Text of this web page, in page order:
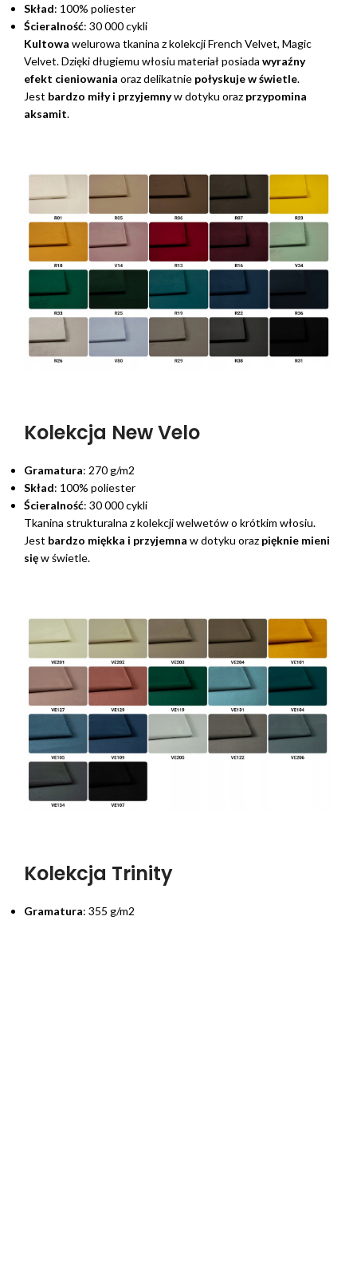
Skład: 100% poliester
Ścieralność: 30 000 cykli
Kultowa welurowa tkanina z kolekcji French Velvet, Magic
Velvet. Dzięki długiemu włosiu materiał posiada wyraźny
efekt cieniowania oraz delikatnie połyskuje w świetle.
Jest bardzo miły i przyjemnyw dotyku oraz przypomina
aksamit.
Kolekcja New Velo
Gramatura: 270 g/m2
Skład: 100% poliester
Ścieralność: 30 000 cykli
Tkanina strukturalna z kolekcji welwetów o krótkim włosiu.
Jest bardzo miękka i przyjemna w dotyku oraz pięknie mieni
sięw świetle.
Kolekcja Trinity
Gramatura: 355 g/m2